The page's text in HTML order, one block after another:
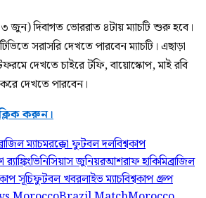
জুন) দিবাগত ভোররাত ৪টায় ম্যাচটি শুরু হবে।
সরাসরি দেখতে পারবেন ম্যাচটি। এছাড়া
দেখতে চাইরে টফি, বায়োস্কোপ, মাই রবি
করে দেখতে পারবেন।
করুন।
ম্যাচমরক্কো ফুটবল দলবিশ্বকাপ
ভিনিসিয়াস জুনিয়রআশরাফ হাকিমিব্রাজিল
সূচিফুটবল খবরলাইভ ম্যাচবিশ্বকাপ গ্রুপ